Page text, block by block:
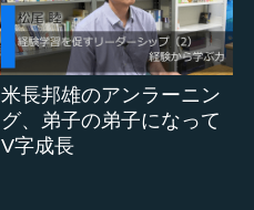
米長邦雄のアンラーニン
グ、弟子の弟子になって
V字成長